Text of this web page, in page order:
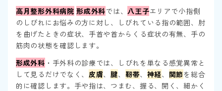
高月整形外科病院 形成外科では、八王子エリアで小指側
のしびれにお悩みの方に対し、しびれている指の範囲、肘
を曲げたときの症状、手首や首からくる症状の有無、手の
筋肉の状態を確認します。
形成外科 ・手外科の診療では、しびれを単なる感覚異常と
して見るだけでなく、 皮膚、腱、 靭帯、 神経、 関節を総合
的に確認します。手や指は、つまむ、握る、開く、細かく